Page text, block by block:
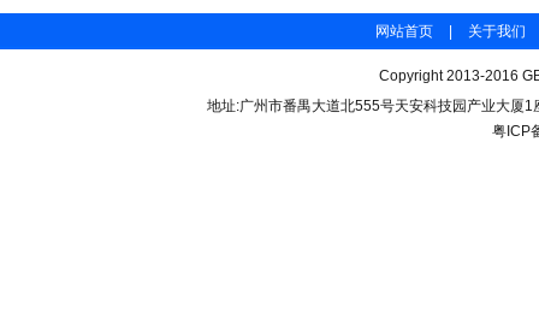
网站首页 关于我们
Copyright 2013-2016
地址:广州市番禺大道北555号天安科技园产业大厦
粤ICP